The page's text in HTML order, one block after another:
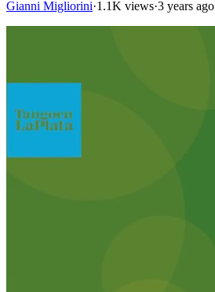
Gianni Migliorini·1.1K views·3 years ago